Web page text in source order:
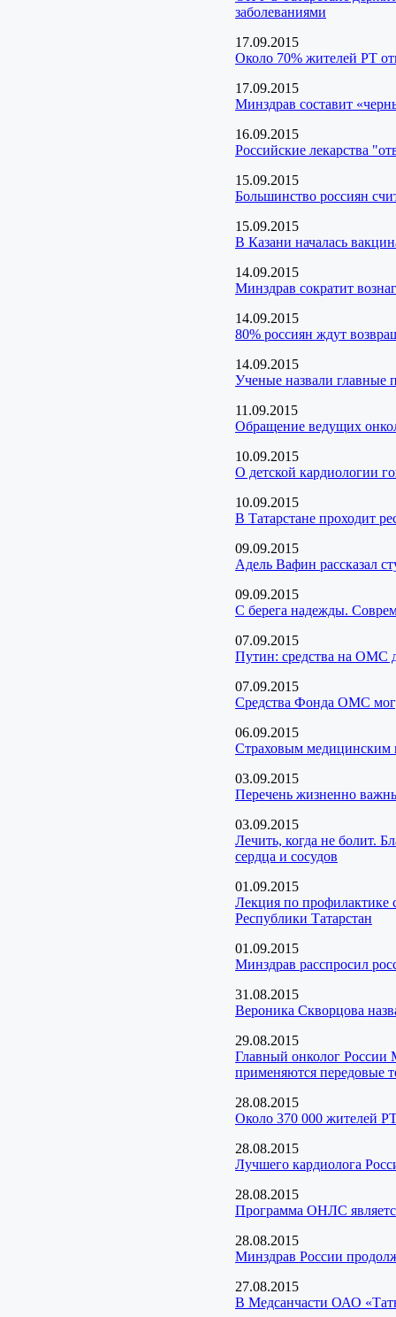
заболеваниями
17.09.2015
Около 70% жителей РТ
17.09.2015
Минздрав составит
16.09.2015
Российские лекарства
15.09.2015
Большинство россиян
15.09.2015
В Казани началась
14.09.2015
Минздрав сократит
14.09.2015
80% россиян ждут
14.09.2015
Ученые назвали главные
11.09.2015
Обращение ведущих
10.09.2015
О детской кардиологии
10.09.2015
В Татарстане проходит
09.09.2015
Адель Вафин рассказал
09.09.2015
С берега надежды.
07.09.2015
Путин: средства на ОМС
07.09.2015
Средства Фонда ОМС
06.09.2015
Страховым медицинским
03.09.2015
Перечень жизненно
03.09.2015
Лечить, когда не болит.
сердца и сосудов
01.09.2015
Лекция по профилактике
Республики Татарстан
01.09.2015
Минздрав расспросил
31.08.2015
Вероника Скворцова
29.08.2015
Главный онколог России
применяются передовые
28.08.2015
Около 370 000 жителей
28.08.2015
Лучшего кардиолога
28.08.2015
Программа ОНЛС
28.08.2015
Минздрав России
27.08.2015
В Медсанчасти ОАО